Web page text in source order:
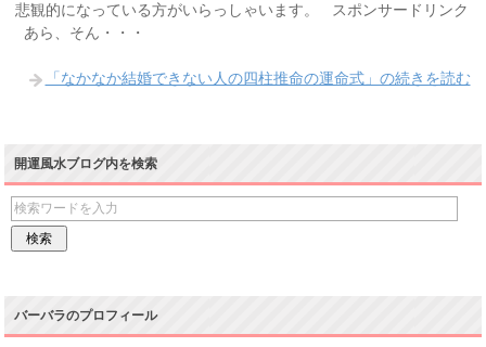
悲観的になっている方がいらっしゃいます。 スポンサードリンク
あら、そん・・・
「なかなか結婚できない人の四柱推命の運命式」の続きを読む
開運風水ブログ内を検索
バーバラのプロフィール